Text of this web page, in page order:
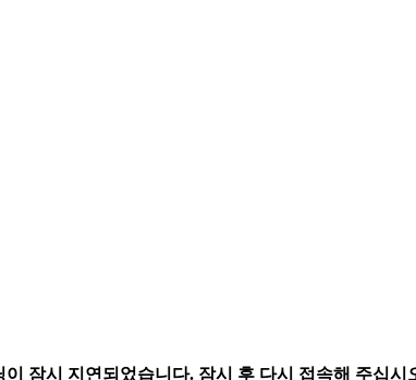
이 잠시 지연되었습니다. 잠시 후 다시 접속해 주십시